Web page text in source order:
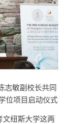
志敏副校长共同
位项目启动仪式
文纽斯大学这两